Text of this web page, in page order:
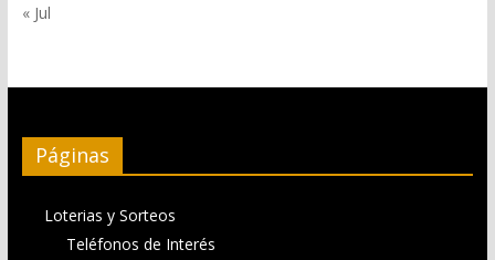
« Jul
Páginas
Loterias y Sorteos
Teléfonos de Interés